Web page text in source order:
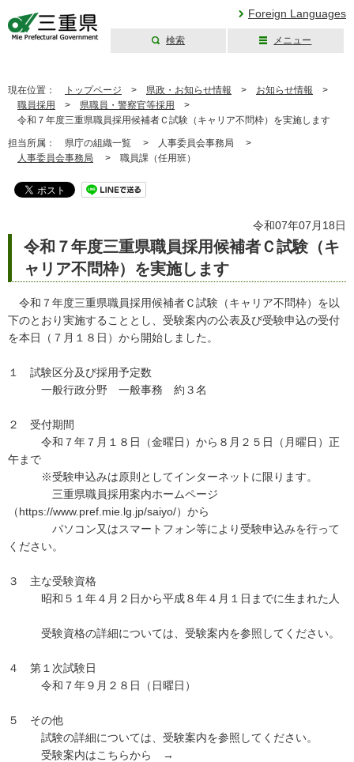
Foreign Languages
検索 メニュー
現在位置： トップページ > 県政・お知らせ情報 > お知らせ情報 >
職員採用
> 県職員・警察官等採用
>
令和７年度三重県職員採用候補者Ｃ試験（キャリア不問枠）を実施します
担当所属： 県庁の組織一覧 > 人事委員会事務局 >
人事委員会事務局 > 職員課（任用班）
令和07年07月18日
令和７年度三重県職員採用候補者Ｃ試験（キ
ャリア不問枠）を実施します
令和７年度三重県職員採用候補者Ｃ試験（キャリア不問枠）を以
下のとおり実施することとし、受験案内の公表及び受験申込の受付
を本日（７月１８日）から開始しました。
１ 試験区分及び採用予定数
一般行政分野 一般事務 約３名
２ 受付期間
令和７年７月１８日（金曜日）から８月２５日（月曜日）正
午まで
※受験申込みは原則としてインターネットに限ります。
三重県職員採用案内ホームページ
（https://www.pref.mie.lg.jp/saiyo/）から
パソコン又はスマートフォン等により受験申込みを行って
ください。
３ 主な受験資格
昭和５１年４月２日から平成８年４月１日までに生まれた人
受験資格の詳細については、受験案内を参照してください。
４ 第１次試験日
令和７年９月２８日（日曜日）
５ その他
試験の詳細については、受験案内を参照してください。
受験案内はこちらから →